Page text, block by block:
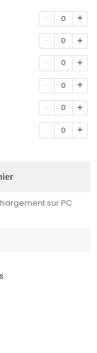
0
0
0
0
0
0
sur PC